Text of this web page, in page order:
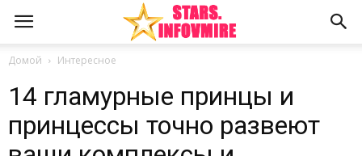
Домой Интересное
14 гламурные принцы и
принцессы точно развеют